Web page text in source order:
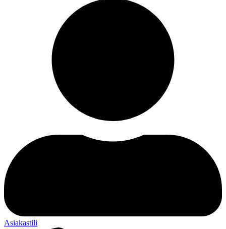
Asiakastili